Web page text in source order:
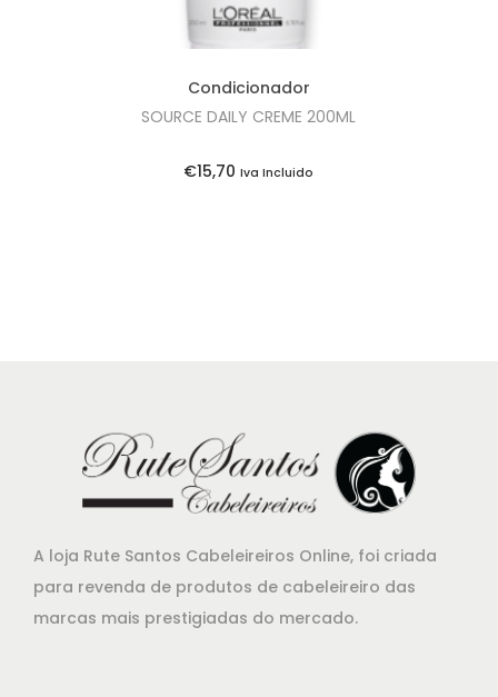
Condicionador
SOURCE DAILY CREME 200ML
€15,70 Iva Incluido
A loja Rute Santos Cabeleireiros Online, foi criada
para revenda de produtos de cabeleireiro das
marcas mais prestigiadas do mercado.